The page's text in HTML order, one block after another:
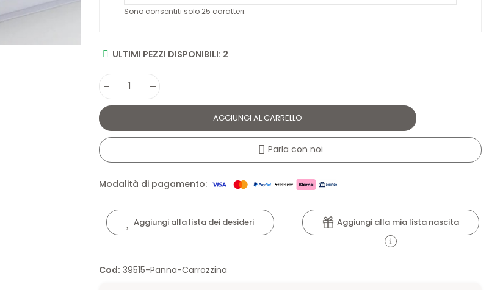
Sono consentiti solo 25 caratteri.
ULTIMI PEZZI DISPONIBILI: 2
AGGIUNGI AL CARRELLO
Parla con noi
Modalità di pagamento:
Aggiungi alla lista dei desideri Aggiungi alla mia lista nascita
Cod: 39515-Panna-Carrozzina